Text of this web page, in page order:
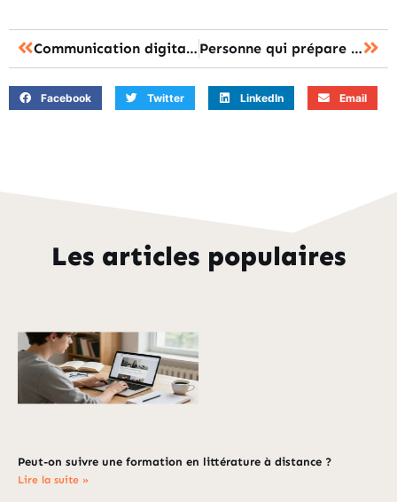
Communication digitale métier : les 9 débouchés qui recrutent en 2024 Personne qui prépare les morts : les missions et la formation à connaître
Facebook Twitter LinkedIn Email
Les articles populaires
Peut-on suivre une formation en littérature à distance ?
Lire la suite »